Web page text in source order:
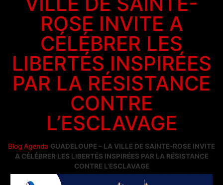
ROSE INVITE A
CÉLÉBRER LES
LIBERTÉS INSPIRÉES
PAR LA RÉSISTANCE
CONTRE
L’ESCLAVAGE
Blog Agenda GUADELOUPE – LA VILLE DE SAINTE-ROSE INVITE
A CÉLÉBRER LES LIBERTÉS INSPIRÉES PAR LA RÉSISTANCE
CONTRE L’ESCLAVAGE